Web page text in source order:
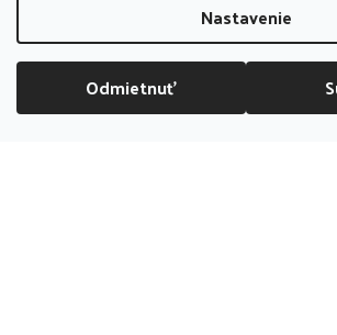
Nastavenie
Odmietnuť
DOPRAVA ZADARMO NAD 70 EUR